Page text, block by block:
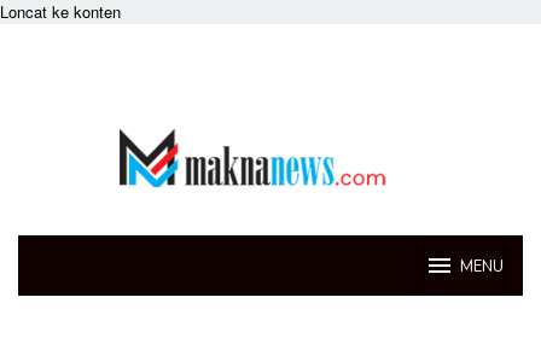
Loncat ke konten
MENU